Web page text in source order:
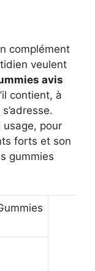
complément
veulent
avis
contient, à
usage, pour
forts et son
gummies